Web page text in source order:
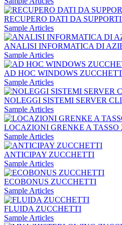
RECUPERO DATI DA
Sample Articles
ANALISI INFORMATICA DI
Sample Articles
AD HOC WINDOWS
Sample Articles
NOLEGGI SISTEMI SERVER
Sample Articles
LOCAZIONI GRENKE A TASSO
Sample Articles
ANTICIPAY ZUCCHETTI
Sample Articles
ECOBONUS ZUCCHETTI
Sample Articles
FLUIDA ZUCCHETTI
Sample Articles